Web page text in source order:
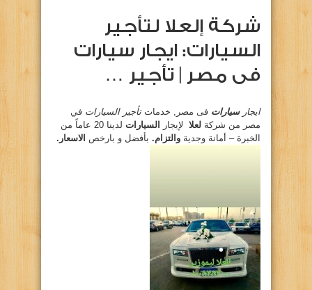
شركة إلعلا لتأجير
السيارات: ايجار سيارات
فى مصر | تأجير …
ايجار سيارات فى مصر, خدماتتأجير السيارات في
مصر من شركة لعلا لإيجار السيارات
لدينا 20 عاماً من
الخبرة – أمانة وجدية والتزام. بأفضل و بارخص الاسعار.